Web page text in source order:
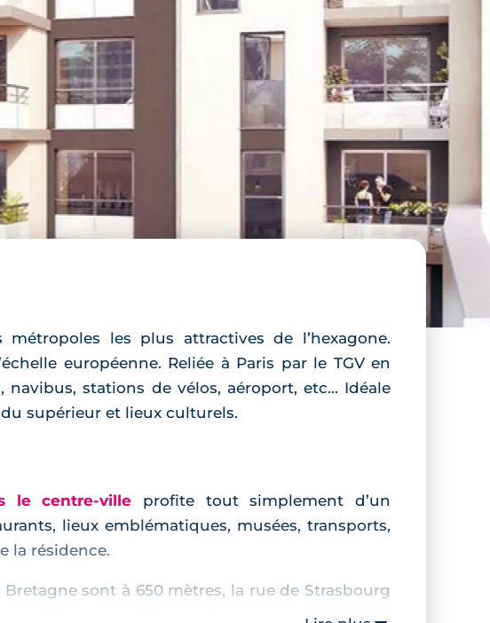
les plus attractives de l’hexagone.
européenne. Reliée à Paris par le TGV en
stations de vélos, aéroport, etc... Idéale
supérieur et lieux culturels.
le centre-ville profite tout simplement d’un
lieux emblématiques, musées, transports,
la résidence.
sont à 650 mètres, la rue de Strasbourg